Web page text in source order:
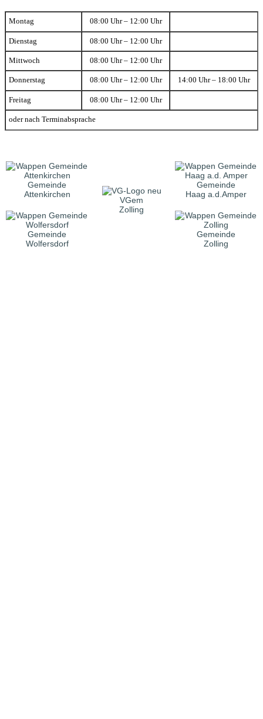
Montag 08:00 Uhr – 12:00 Uhr
Dienstag 08:00 Uhr – 12:00 Uhr
Mittwoch 08:00 Uhr – 12:00 Uhr
Donnerstag 08:00 Uhr – 12:00 Uhr 14:00 Uhr – 18:00 Uhr
Freitag 08:00 Uhr – 12:00 Uhr
oder nach Terminabsprache
Gemeinde
Attenkirchen
VGem
Zolling
Gemeinde
Haag a.d.Amper
Gemeinde
Wolfersdorf
Gemeinde
Zolling